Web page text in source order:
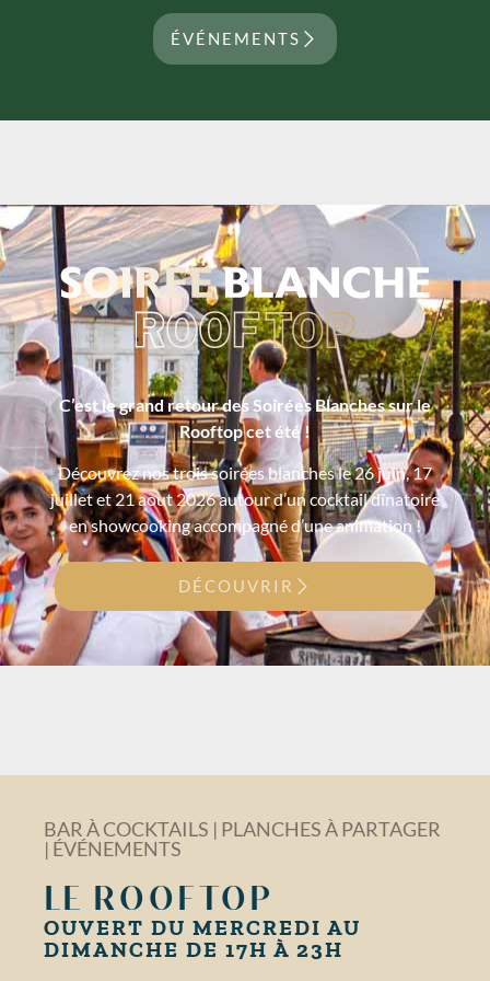
ÉVÉNEMENTS
C’est le grand retour des Soirées Blanches sur le
Rooftop cet été !
Découvrez nos trois soirées blanches le 26 juin, 17
juillet et 21 aout 2026 autour d’un cocktail dînatoire
en showcooking accompagné d’une animation !
DÉCOUVRIR
BAR À COCKTAILS | PLANCHES À PARTAGER
| ÉVÉNEMENTS
LE ROOFTOP
OUVERT DU MERCREDI AU
DIMANCHE DE 17H À 23H